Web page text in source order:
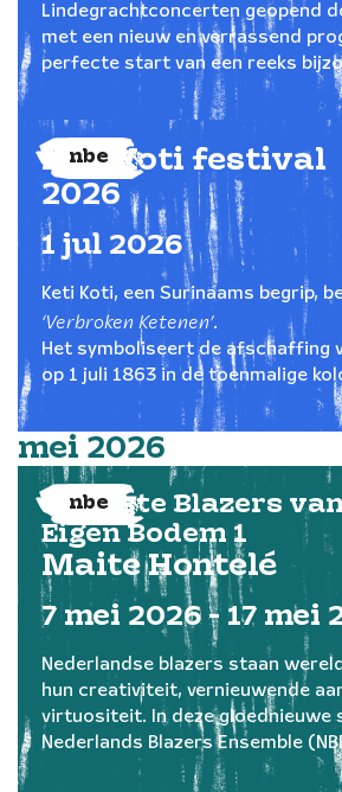
Lindegrachtconcerten geopend
met een nieuw en verrassend
perfecte start van een reeks
uitgevoerd op het brugpodium
nbe
Keti Koti festival
2026
1 jul 2026
Keti Koti, een Surinaams begrip,
‘Verbroken Ketenen’.
Het symboliseert de afschaffing
op 1 juli 1863 in de toenmalige
en de Nederlandse Antillen — en
einde van een zwarte periode in
geschiedenis.
mei 2026
nbe
De Beste Blazers
Eigen Bodem 1
Maite Hontelé
7mei 2026 - 17 mei
Nederlandse blazers staan
hun creativiteit, vernieuwende
virtuositeit. In deze gloednieuwe
Nederlands Blazers Ensemble
aan de absolute top van de